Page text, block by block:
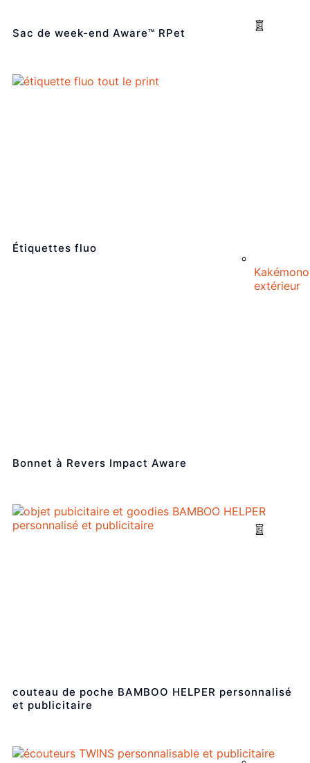
Kakémono
extérieur
Sac de week-end Aware™ RPet
Étiquettes fluo
Bonnet à Revers Impact Aware
couteau de poche BAMBOO HELPER personnalisé
et publicitaire